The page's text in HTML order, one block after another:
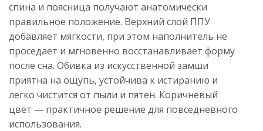
спина и поясница получают анатомически
правильное положение. Верхний слой ППУ
добавляет мягкости, при этом наполнитель не
проседает и мгновенно восстанавливает форму
после сна. Обивка из искусственной замши
приятна на ощупь, устойчива к истиранию и
легко чистится от пыли и пятен. Коричневый
цвет — практичное решение для повседневного
использования.